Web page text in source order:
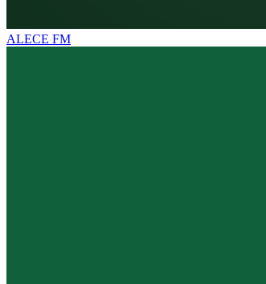
ALECE FM